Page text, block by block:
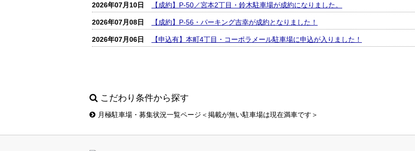
2026年07月10日 【成約】P‐50／宮本2丁目・鈴木駐車場が成約になりました。
2026年07月08日 【成約】P-56・パーキング吉幸が成約となりました！
2026年07月06日 【申込有】本町4丁目・コーポラメール駐車場に申込が入りました！
こだわり条件から探す
月極駐車場・募集状況一覧ページ＜掲載が無い駐車場は現在満車です＞